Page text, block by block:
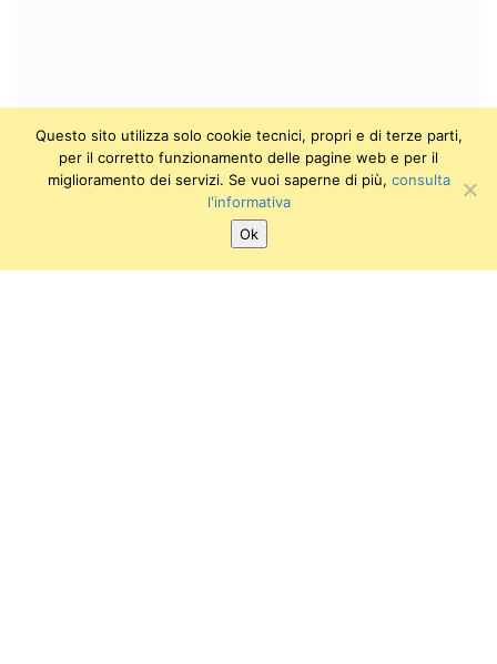
Questo sito utilizza solo cookie tecnici, propri e di terze parti,
per il corretto funzionamento delle pagine web e per il
miglioramento dei servizi. Se vuoi saperne di più, consulta
l'informativa
Ok